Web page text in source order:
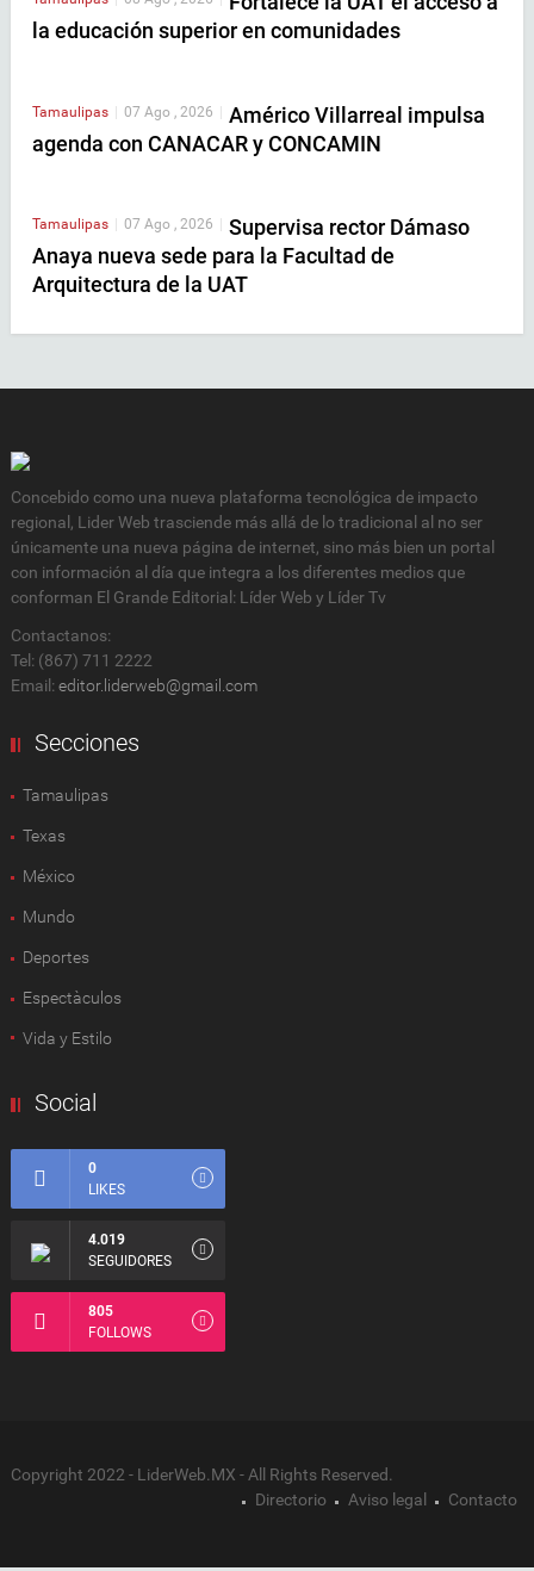
la educación superior en comunidades
Tamaulipas | 07 Ago , 2026 | Américo Villarreal impulsa
agenda con CANACAR y CONCAMIN
Tamaulipas 07 Ago , 2026
Supervisa rector Dámaso
Anaya nueva sede para la Facultad de
Arquitectura de la UAT
Concebido como una nueva plataforma tecnológica de impacto
regional, Lider Web trasciende más allá de lo tradicional al no ser
únicamente una nueva página de internet, sino más bien un portal
con información al día que integra a los diferentes medios que
conforman El Grande Editorial: Líder Web y Líder Tv
Contactanos:
Tel: (867) 711 2222
Email: editor.liderweb@gmail.com
Secciones
Tamaulipas
Texas
México
Mundo
Deportes
Espectàculos
Vida y Estilo
Social
0
LIKES
4.019
SEGUIDORES
805
FOLLOWS
Copyright 2022 - LiderWeb.MX - All Rights Reserved.
Directorio
Aviso legal Contacto